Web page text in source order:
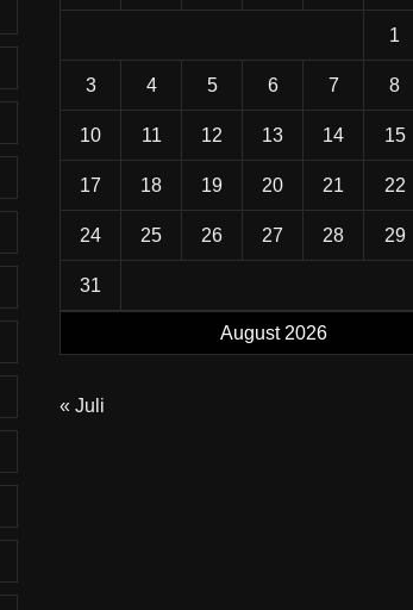
August 2026
1
3 4 5 6 7 8
10 11 12 13 14 15
17 18 19 20 21 22
24 25 26 27 28 29
31
« Juli